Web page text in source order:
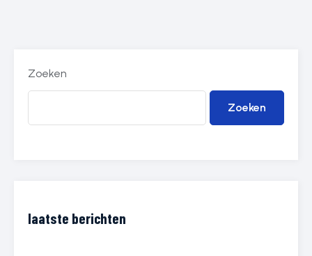
Zoeken
Zoeken
laatste berichten